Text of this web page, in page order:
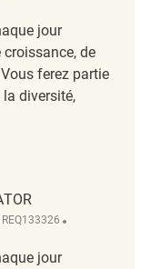
jour
de
ferez partie
diversité,
ReqId
REQ133326
jour